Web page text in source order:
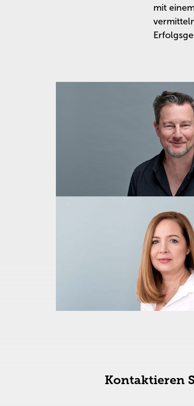
mit
Kontaktieren